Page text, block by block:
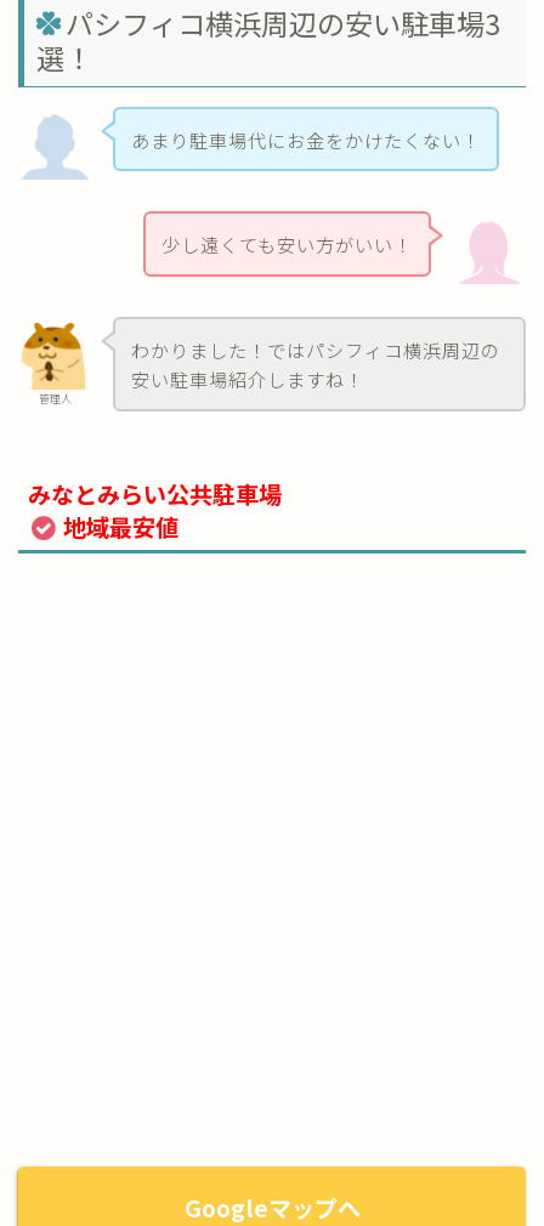
パシフィコ横浜周辺の安い駐車場3
選！
あまり駐車場代にお金をかけたくない！
少し遠くても安い方がいい！
管理人
わかりました！ではパシフィコ横浜周辺の
安い駐車場紹介しますね！
みなとみらい公共駐車場
地域最安値
Googleマップへ